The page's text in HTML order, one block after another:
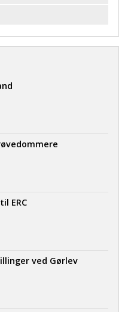
ERC
ved Gørlev